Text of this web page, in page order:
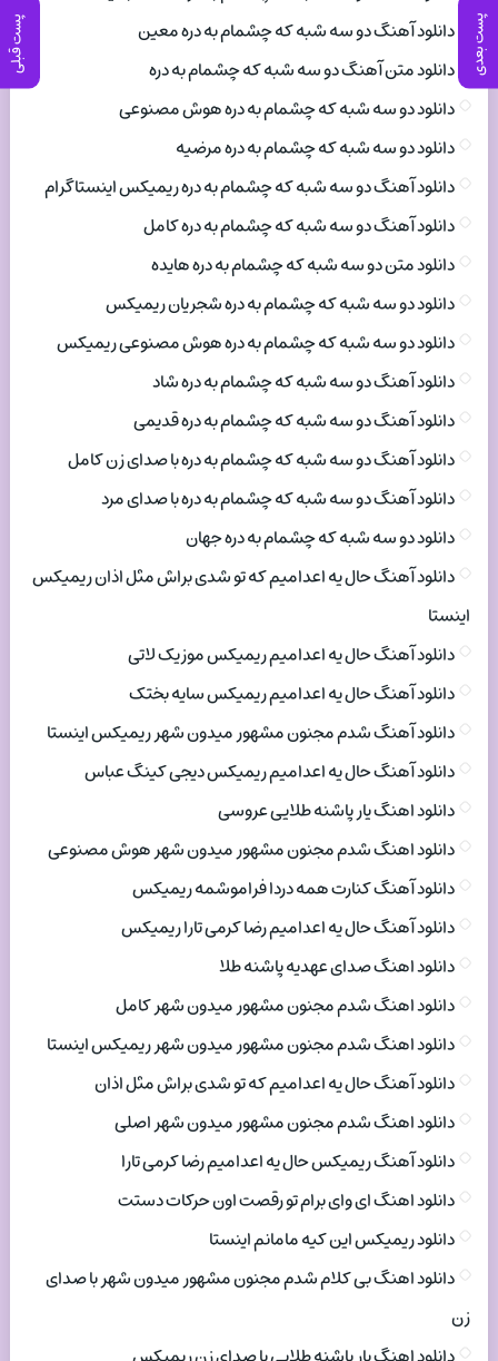
پست بعدی پست قبلی
دانلود آهنگ دو سه شبه که چشمام به دره معین
دانلود متن آهنگ دو سه شبه که چشمام به دره
دانلود دو سه شبه که چشمام به دره هوش مصنوعی
دانلود دو سه شبه که چشمام به دره مرضیه
دانلود آهنگ دو سه شبه که چشمام به دره ریمیکس اینستاگرام
دانلود آهنگ دو سه شبه که چشمام به دره کامل
دانلود متن دو سه شبه که چشمام به دره هایده
دانلود دو سه شبه که چشمام به دره شجریان ریمیکس
دانلود دو سه شبه که چشمام به دره هوش مصنوعی ریمیکس
دانلود آهنگ دو سه شبه که چشمام به دره شاد
دانلود آهنگ دو سه شبه که چشمام به دره قدیمی
دانلود آهنگ دو سه شبه که چشمام به دره با صدای زن کامل
دانلود آهنگ دو سه شبه که چشمام به دره با صدای مرد
دانلود دو سه شبه که چشمام به دره جهان
دانلود آهنگ حال یه اعدامیم که تو شدی براش مثل اذان ریمیکس
اینستا
دانلود آهنگ حال یه اعدامیم ریمیکس موزیک لاتی
دانلود آهنگ حال یه اعدامیم ریمیکس سایه بختک
دانلود آهنگ شدم مجنون مشهور میدون شهر ریمیکس اینستا
دانلود آهنگ حال یه اعدامیم ریمیکس دیجی کینگ عباس
دانلود اهنگ یار پاشنه طلایی عروسی
دانلود اهنگ شدم مجنون مشهور میدون شهر هوش مصنوعی
دانلود آهنگ کنارت همه دردا فراموشمه ریمیکس
دانلود آهنگ حال یه اعدامیم رضا کرمی تارا ریمیکس
دانلود اهنگ صدای عهدیه پاشنه طلا
دانلود اهنگ شدم مجنون مشهور میدون شهر کامل
دانلود اهنگ شدم مجنون مشهور میدون شهر ریمیکس اینستا
دانلود آهنگ حال یه اعدامیم که تو شدی براش مثل اذان
دانلود اهنگ شدم مجنون مشهور میدون شهر اصلی
دانلود آهنگ ریمیکس حال یه اعدامیم رضا کرمی تارا
دانلود اهنگ ای وای برام تو رقصت اون حرکات دستت
دانلود ریمیکس این کیه مامانم اینستا
دانلود اهنگ بی کلام شدم مجنون مشهور میدون شهر با صدای
زن